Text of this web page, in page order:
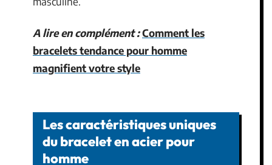
A lire en complément :Comment les
bracelets tendance pour homme
magnifient votre style
Les caractéristiques uniques
du bracelet en acier pour
homme